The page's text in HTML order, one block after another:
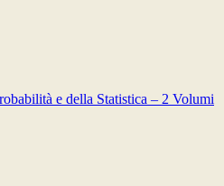
e della Statistica – 2 Volumi